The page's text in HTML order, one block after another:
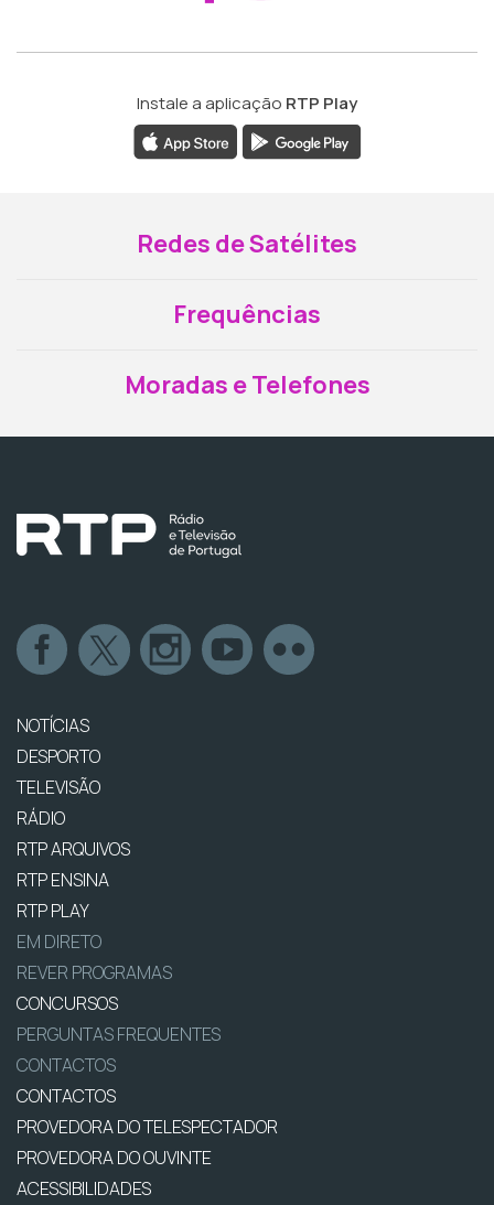
Instale a aplicação RTP Play
Redes de Satélites
Frequências
Moradas e Telefones
NOTÍCIAS
DESPORTO
TELEVISÃO
RÁDIO
RTP ARQUIVOS
RTP ENSINA
RTP PLAY
EM DIRETO
REVER PROGRAMAS
CONCURSOS
PERGUNTAS FREQUENTES
CONTACTOS
CONTACTOS
PROVEDORA DO TELESPECTADOR
PROVEDORA DO OUVINTE
ACESSIBILIDADES